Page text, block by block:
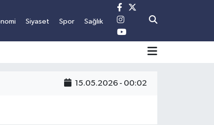
Siyaset Spor Sağlık
15.05.2026 - 00:02